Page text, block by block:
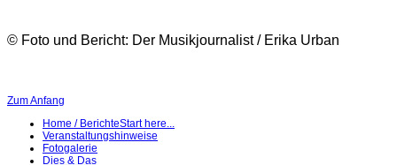
© Foto und Bericht: Der Musikjournalist / Erika Urban
Zum Anfang
Home / BerichteStart here...
Veranstaltungshinweise
Fotogalerie
Dies & Das